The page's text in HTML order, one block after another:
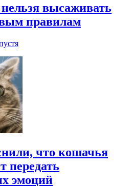
высаживать
правилам
что кошачья
передать
эмоций